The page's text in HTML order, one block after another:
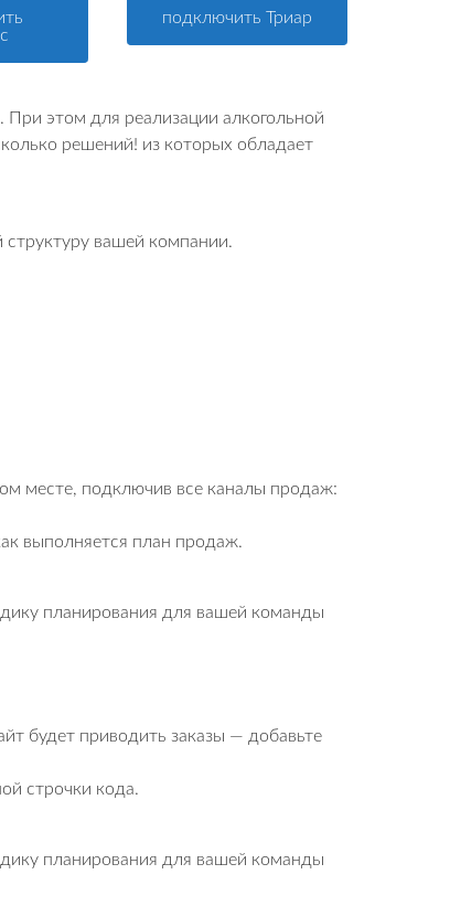
подключить Триар
При этом для реализации алкогольной
решений! из которых обладает
вашей компании.
месте, подключив все каналы продаж:
выполняется план продаж.
планирования для вашей команды
будет приводить заказы — добавьте
строчки кода.
планирования для вашей команды